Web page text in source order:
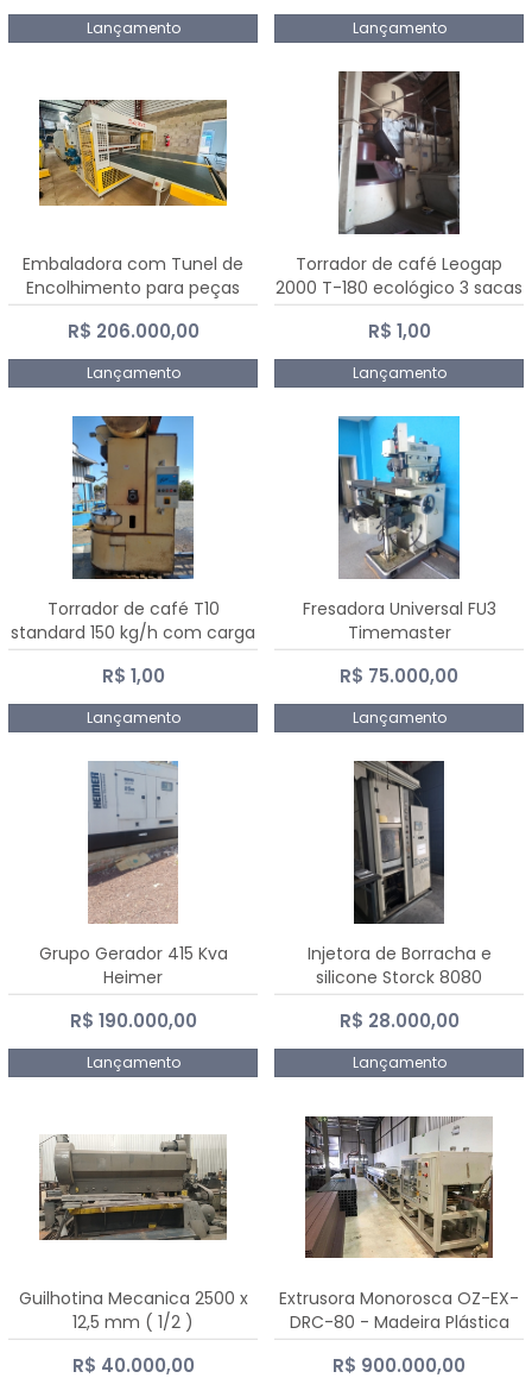
Lançamento Lançamento
Embaladora com Tunel de
Encolhimento para peças
grandes portas janelas -
Dalmak
R$ 206.000,00
Lançamento
Torrador de café Leogap
2000 T-180 ecológico 3 sacas
de carga 540 kg/h
R$ 1,00
Lançamento
Torrador de café T10
standard 150 kg/h com carga
de 10 kg
R$ 1,00
Lançamento
Fresadora Universal FU3
Timemaster
R$ 75.000,00
Lançamento
Grupo Gerador 415 Kva
Heimer
R$ 190.000,00
Lançamento
Injetora de Borracha e
silicone Storck 8080
R$ 28.000,00
Lançamento
Guilhotina Mecanica 2500 x
12,5 mm ( 1/2 )
R$ 40.000,00
Extrusora Monorosca OZ-EX-
DRC-80 - Madeira Plástica
R$ 900.000,00